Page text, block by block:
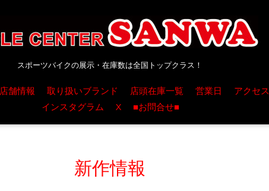
スポーツバイクの展示・在庫数は全国トップクラス！
店舗情報 取り扱いブランド 店頭在庫一覧 営業日 アクセス
インスタグラム
X ■お問合せ■
新作情報